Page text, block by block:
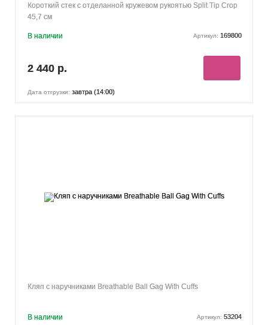
Короткий стек с отделанной кружевом рукоятью Split Tip Crop
45,7 см
В наличии Артикул: 169800
2 440 р.
Дата отгрузки: завтра (14:00)
Кляп с наручниками Breathable Ball Gag With Cuffs
В наличии Артикул: 53204